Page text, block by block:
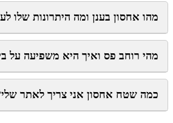
מהו אחסון בענן ומה היתרונות שלו
מהי רוחב פס ואיך היא משפיעה על
כמה שטח אחסון אני צריך לאתר